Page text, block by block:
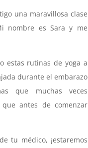
una maravillosa clase
nombre es Sara y me
estas rutinas de yoga a
durante el embarazo
que muchas veces
antes de comenzar
tu médico, ¡estaremos